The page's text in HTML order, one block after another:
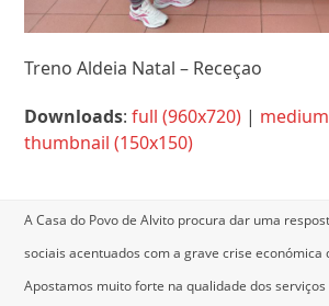
Treno Aldeia Natal – Receçao
Downloads:full (960x720) |
thumbnail (150x150)
A Casa do Povo de Alvito procura dar uma
sociais acentuados com a grave crise económica
Apostamos muito forte na qualidade dos